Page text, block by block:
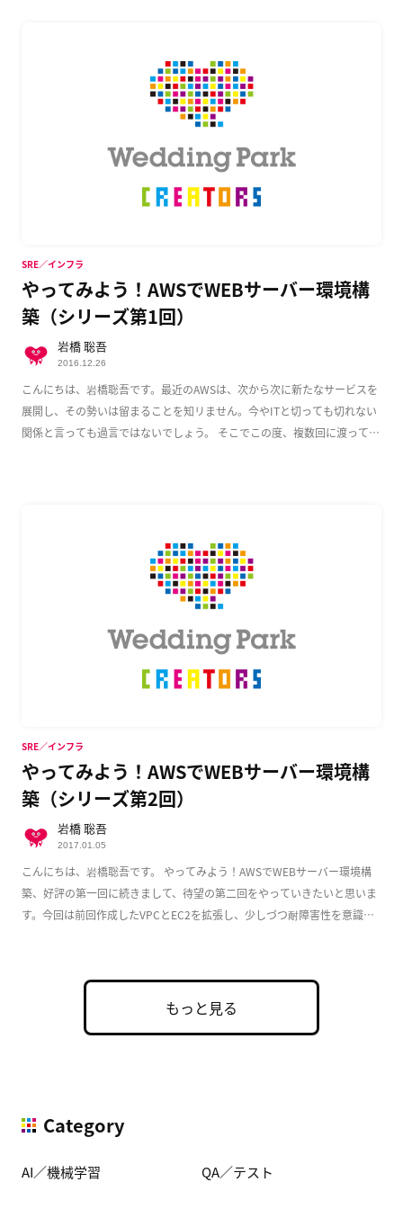
やってみよう！AWSでWEBサーバー環境構
築（シリーズ第1回）
こんにちは、岩橋聡吾です。最近のAWSは、次から次に新たなサービスを
展開し、その勢いは留まることを知リません。今やITと切っても切れない
関係と言っても過言ではないでしょう。 そこでこの度、複数回に渡って
SRE／インフラ
岩橋 聡吾
2016.12.26
やってみよう！AWSでWEBサーバー環境構
築（シリーズ第2回）
こんにちは、岩橋聡吾です。 やってみよう！AWSでWEBサーバー環境構
築、好評の第一回に続きまして、待望の第二回をやっていきたいと思いま
す。今回は前回作成したVPCとEC2を拡張し、少しづつ耐障害性を意識し
SRE／インフラ
岩橋 聡吾
2017.01.05
もっと見る
Category
AI／機械学習 QA／テスト